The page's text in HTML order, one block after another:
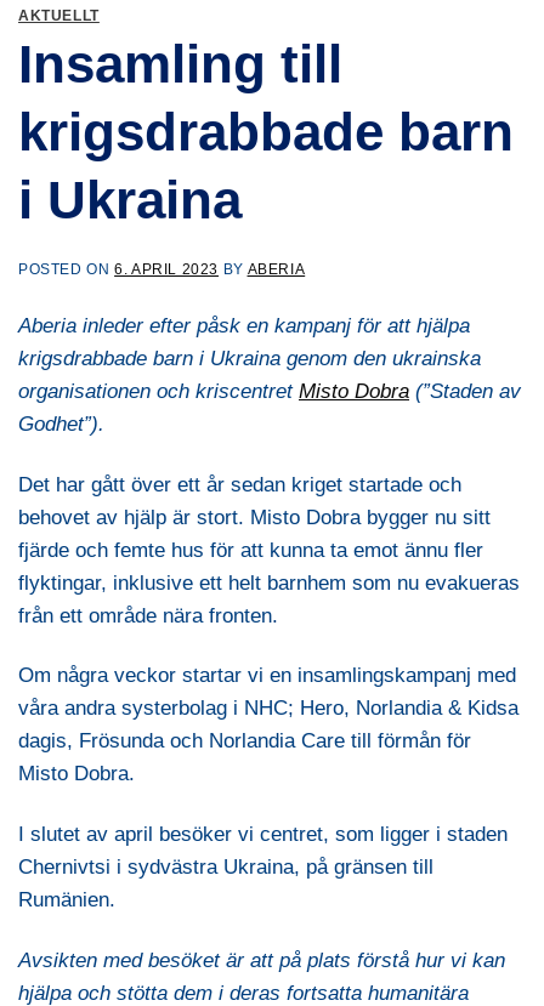
AKTUELLT
Insamling till
krigsdrabbade barn
i Ukraina
POSTED ON6. APRIL 2023 BY ABERIA
Aberia inleder efter påsk en kampanj för att hjälpa
krigsdrabbade barn i Ukraina genom den ukrainska
organisationen och kriscentret Misto Dobra (”Staden av
Godhet”).
Det har gått över ett år sedan kriget startade och
behovet av hjälp är stort. Misto Dobra bygger nu sitt
fjärde och femte hus för att kunna ta emot ännu fler
flyktingar, inklusive ett helt barnhem som nu evakueras
från ett område nära fronten.
Om några veckor startar vi en insamlingskampanj med
våra andra systerbolag i NHC; Hero, Norlandia & Kidsa
dagis, Frösunda och Norlandia Care till förmån för
Misto Dobra.
I slutet av april besöker vi centret, som ligger i staden
Chernivtsi i sydvästra Ukraina, på gränsen till
Rumänien.
Avsikten med besöket är att på plats förstå hur vi kan
hjälpa och stötta dem i deras fortsatta humanitära